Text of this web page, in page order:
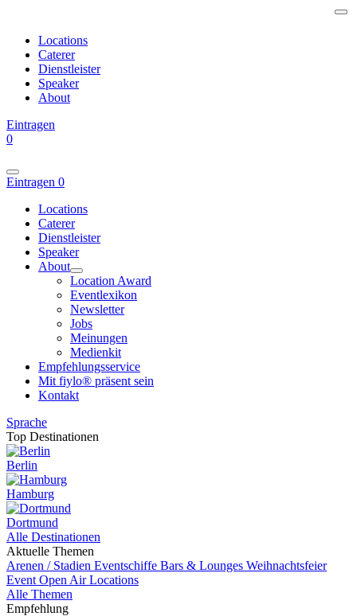
Locations
Caterer
Dienstleister
Speaker
About
Eintragen
0
Eintragen 0
Locations
Caterer
Dienstleister
Speaker
About
Location Award
Eventlexikon
Newsletter
Jobs
Meinungen
Medienkit
Empfehlungsservice
Mit fiylo® präsent sein
Kontakt
Sprache
Top Destinationen
Berlin
Hamburg
Dortmund
Alle Destinationen
Aktuelle Themen
Arenen / Stadien Eventschiffe Bars & Lounges Weihnachtsfeier
Event Open Air Locations
Alle Themen
Empfehlung